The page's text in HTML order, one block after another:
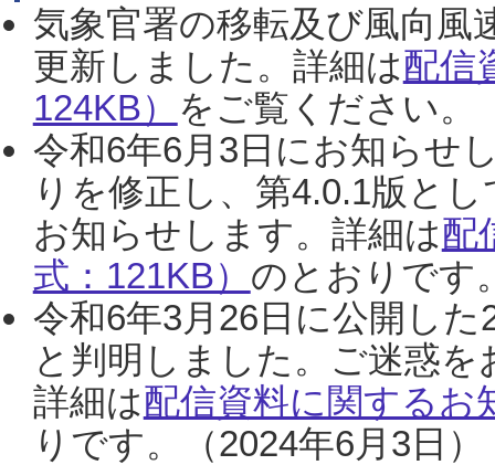
気象官署の移転及び風向風
更新しました。詳細は配信
124KB） をご覧ください。
令和6年6月3日にお知らせ
りを修正し、第4.0.1版と
お知らせします。詳細は配
式：121KB） のとおりです
令和6年3月26日に公開し
と判明しました。ご迷惑
詳細は配信資料に関するお
りです。（2024年6月3日）